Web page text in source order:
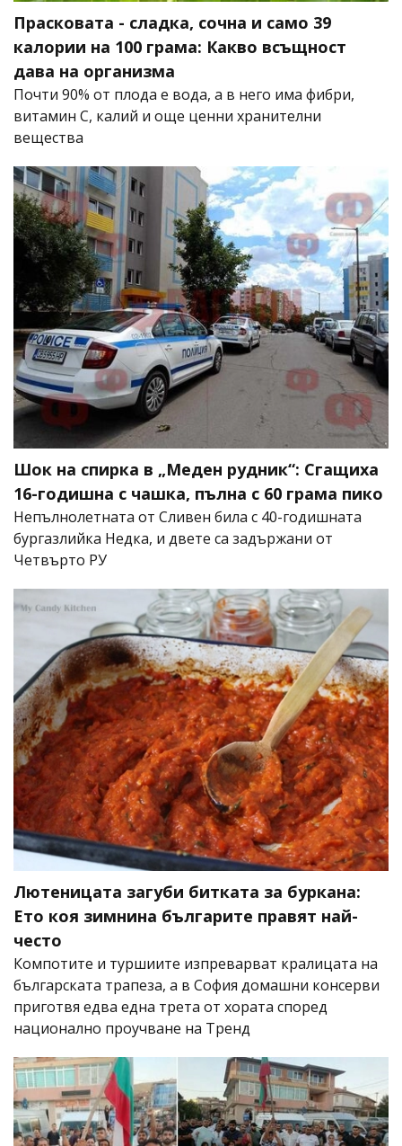
Прасковата - сладка, сочна и само 39
калории на 100 грама: Какво всъщност
дава на организма
Почти 90% от плода е вода, а в него има фибри,
витамин C, калий и още ценни хранителни
вещества
Шок на спирка в „Меден рудник“: Сгащиха
16-годишна с чашка, пълна с 60 грама пико
Непълнолетната от Сливен била с 40-годишната
бургазлийка Недка, и двете са задържани от
Четвърто РУ
Лютеницата загуби битката за буркана:
Ето коя зимнина българите правят най-
често
Компотите и туршиите изпреварват кралицата на
българската трапеза, а в София домашни консерви
приготвя едва една трета от хората според
национално проучване на Тренд